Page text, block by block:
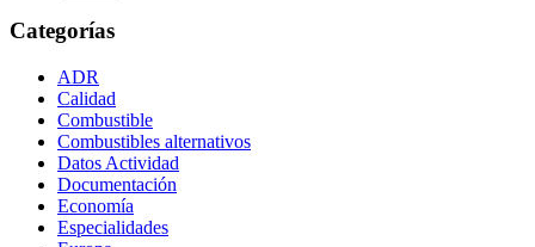
Categorías
ADR
Calidad
Combustible
Combustibles alternativos
Datos Actividad
Documentación
Economía
Especialidades